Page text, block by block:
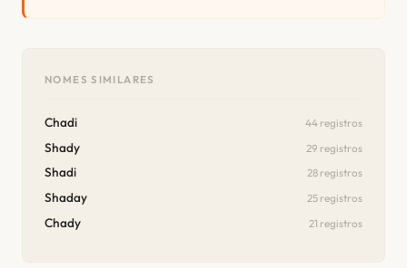
NOMES SIMILARES
Chadi 44 registros
Shady 29 registros
Shadi 28 registros
Shaday 25 registros
Chady 21 registros